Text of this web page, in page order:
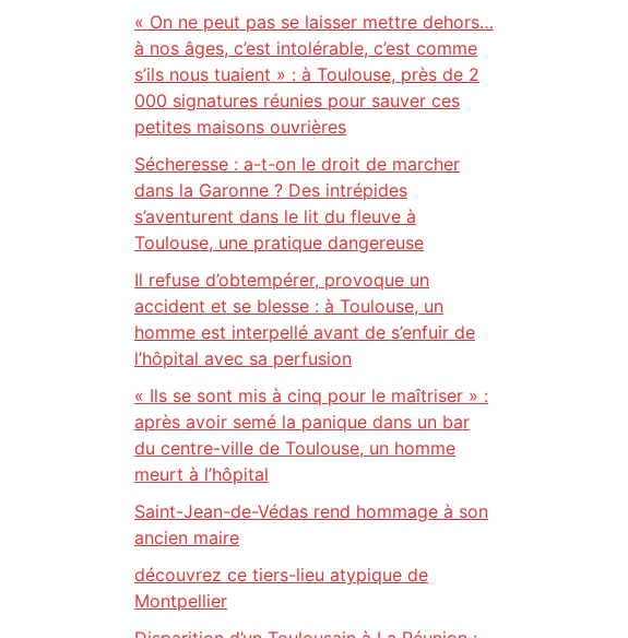
« On ne peut pas se laisser mettre dehors…
à nos âges, c’est intolérable, c’est comme
s’ils nous tuaient » : à Toulouse, près de 2
000 signatures réunies pour sauver ces
petites maisons ouvrières
Sécheresse : a-t-on le droit de marcher
dans la Garonne ? Des intrépides
s’aventurent dans le lit du fleuve à
Toulouse, une pratique dangereuse
Il refuse d’obtempérer, provoque un
accident et se blesse : à Toulouse, un
homme est interpellé avant de s’enfuir de
l’hôpital avec sa perfusion
« Ils se sont mis à cinq pour le maîtriser » :
après avoir semé la panique dans un bar
du centre-ville de Toulouse, un homme
meurt à l’hôpital
Saint-Jean-de-Védas rend hommage à son
ancien maire
découvrez ce tiers-lieu atypique de
Montpellier